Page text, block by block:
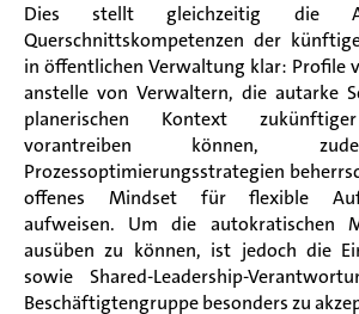
Dies stellt gleichzeitig die
Querschnittskompetenzen der
in öffentlichen Verwaltung klar: Profile
anstelle von Verwaltern, die autarke
planerischen Kontext
vorantreiben können,
Prozessoptimierungsstrategien
offenes Mindset für flexible
aufweisen. Um die autokratischen
ausüben zu können, ist jedoch die
sowie Shared-Leadership-
Beschäftigtengruppe besonders zu